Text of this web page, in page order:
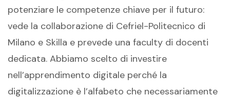
potenziare le competenze chiave per il futuro:
vede la collaborazione di Cefriel-Politecnico di
Milano e Skilla e prevede una faculty di docenti
dedicata. Abbiamo scelto di investire
nell’apprendimento digitale perché la
digitalizzazione è l’alfabeto che necessariamente